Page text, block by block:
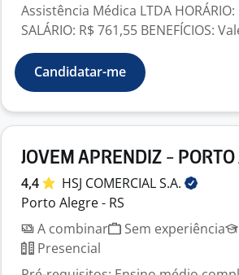
Assistência Médica LTDA
SALÁRIO: R$ 761,55 BENEFÍCIOS:
Candidatar-me
JOVEM APRENDIZ - PORTO
4,4 HSJ COMERCIALS.A.
Porto Alegre - RS
A combinar
Sem experiência
Presencial